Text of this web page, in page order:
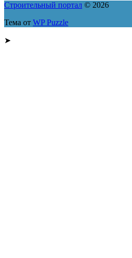
Строительный портал © 2026
Тема от WP Puzzle
➤